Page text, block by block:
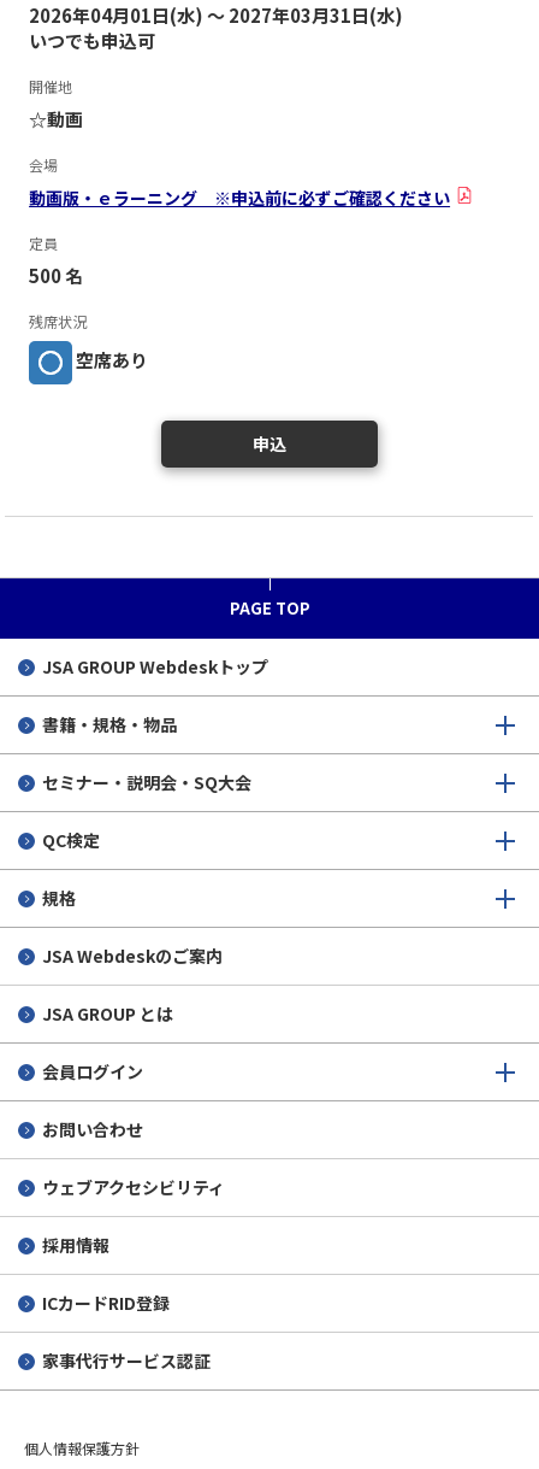
2026年04月01日(水) ～ 2027年03月31日(水)
いつでも申込可
開催地
☆動画
会場
動画版・ｅラーニング ※申込前に必ずご確認ください
定員
500 名
残席状況
空席あり
申込
PAGE TOP
JSA GROUP Webdeskトップ
書籍・規格・物品
セミナー・説明会・SQ大会
QC検定
規格
JSA Webdeskのご案内
JSA GROUP とは
会員ログイン
お問い合わせ
ウェブアクセシビリティ
採用情報
ICカードRID登録
家事代行サービス認証
個人情報保護方針